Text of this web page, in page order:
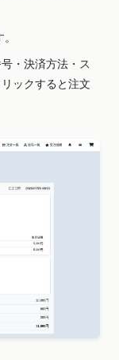
・決済方法・ス
ックすると注文